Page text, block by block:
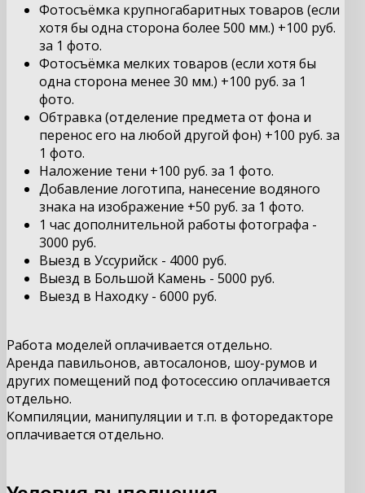
Фотосъёмка крупногабаритных товаров (если
хотя бы одна сторона более 500 мм.) +100 руб.
за 1 фото.
Фотосъёмка мелких товаров (если хотя бы
одна сторона менее 30 мм.) +100 руб. за 1
фото.
Обтравка (отделение предмета от фона и
перенос его на любой другой фон) +100 руб. за
1 фото.
Наложение тени +100 руб. за 1 фото.
Добавление логотипа, нанесение водяного
знака на изображение +50 руб. за 1 фото.
1 час дополнительной работы фотографа -
3000 руб.
Выезд в Уссурийск - 4000 руб.
Выезд в Большой Камень - 5000 руб.
Выезд в Находку - 6000 руб.
Работа моделей оплачивается отдельно.
Аренда павильонов, автосалонов, шоу-румов и
других помещений под фотосессию оплачивается
отдельно.
Компиляции, манипуляции и т.п. в фоторедакторе
оплачивается отдельно.